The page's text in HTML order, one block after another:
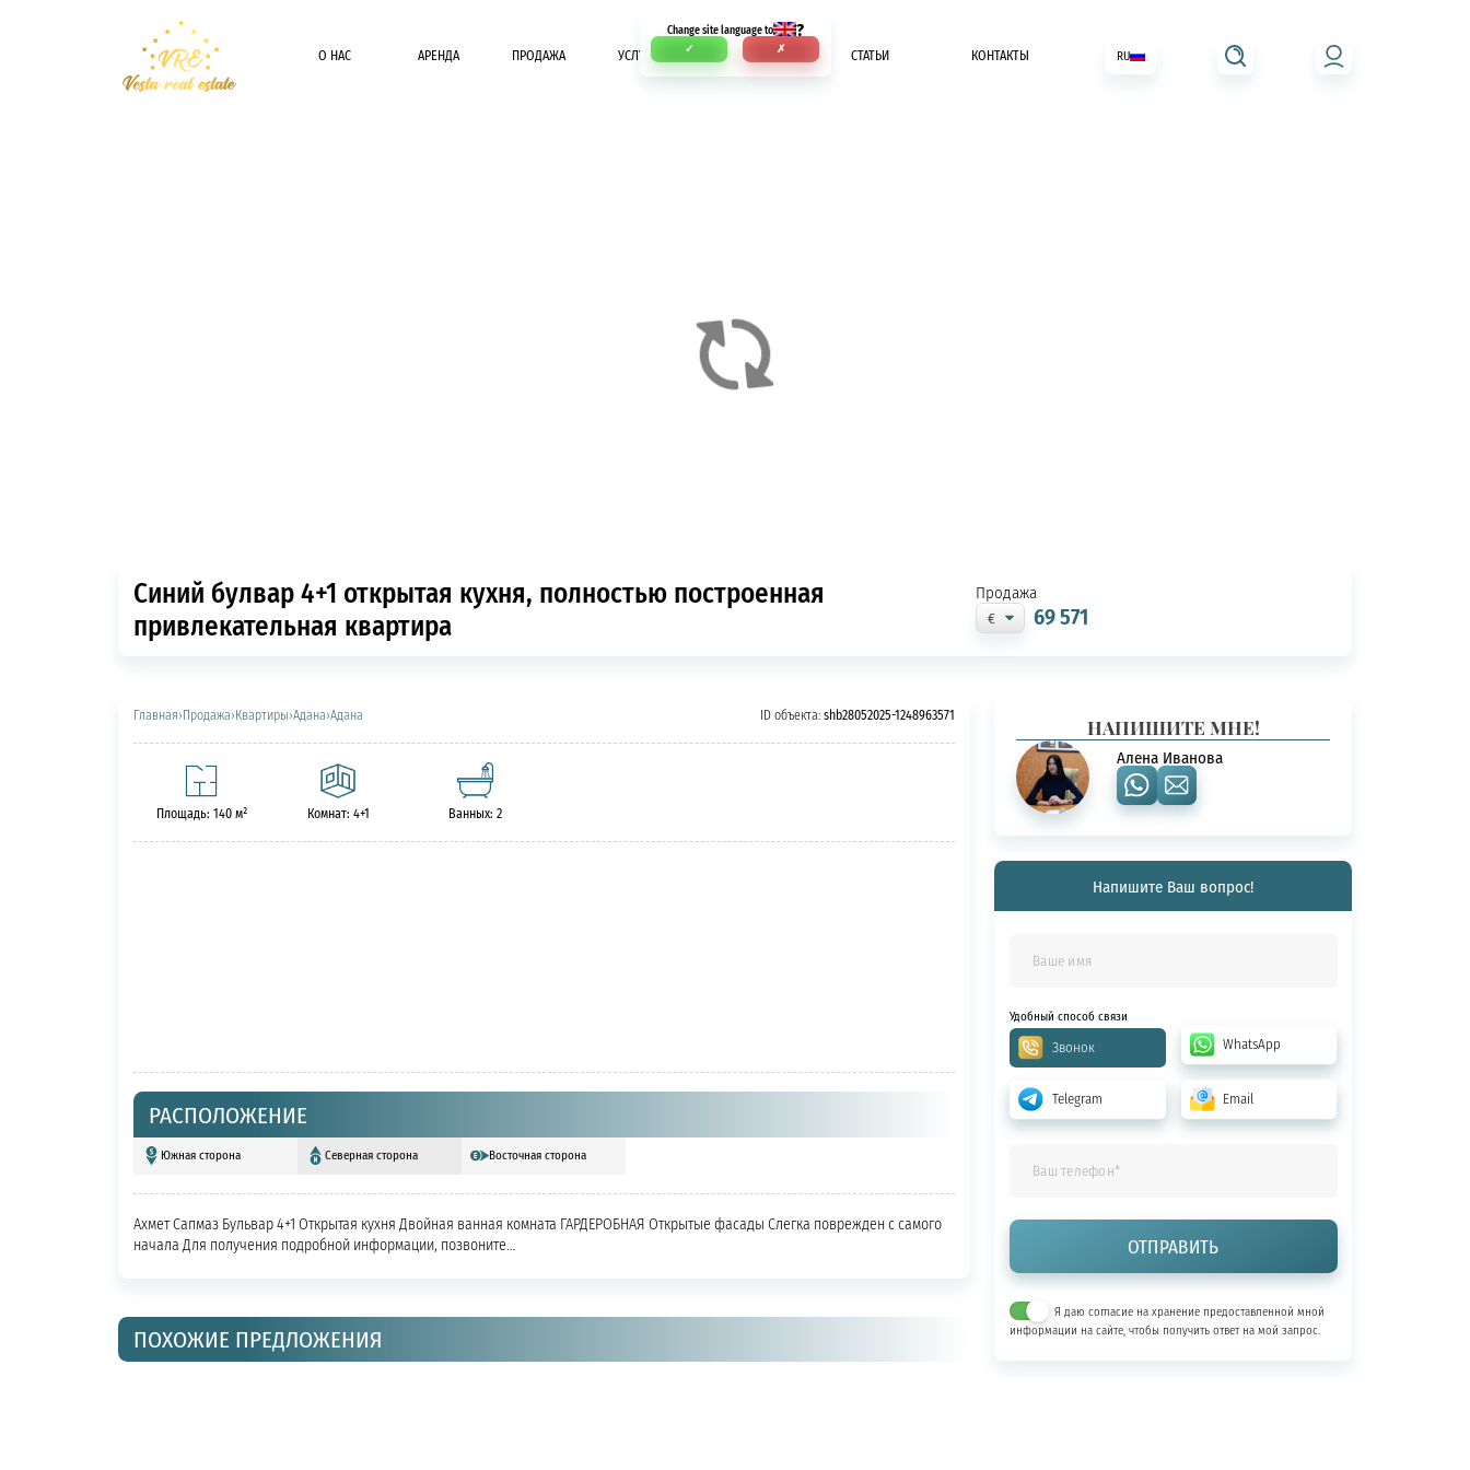
Change site language to ?
✓ ✗
О НАС АРЕНДА ПРОДАЖА УСЛУГИ ОПЛАТА СТАТЬИ КОНТАКТЫ RU
Синий булвар 4+1 открытая кухня, полностью построенная
привлекательная квартира
Продажа
69 571
Главная›Продажа›Квартиры›Адана›Адана ID объекта:shb28052025-1248963571
Площадь: 140 м² Комнат: 4+1 Ванных: 2
РАСПОЛОЖЕНИЕ
Южная сторона Северная сторона Восточная сторона
Ахмет Сапмаз Бульвар 4+1 Открытая кухня Двойная ванная комната ГАРДЕРОБНАЯ Открытые фасады Слегка поврежден с самого
начала Для получения подробной информации, позвоните…
ПОХОЖИЕ ПРЕДЛОЖЕНИЯ
НАПИШИТЕ МНЕ!
Алена Иванова
Напишите Ваш вопрос!
Удобный способ связи
Звонок WhatsApp
Telegram Email
Я даю согласие на хранение предоставленной мной
информации на сайте, чтобы получить ответ на мой запрос.